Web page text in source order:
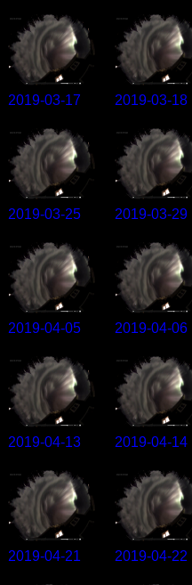
2019-03-17 2019-03-18
2019-03-25 2019-03-29
2019-04-05 2019-04-06
2019-04-13 2019-04-14
2019-04-21 2019-04-22